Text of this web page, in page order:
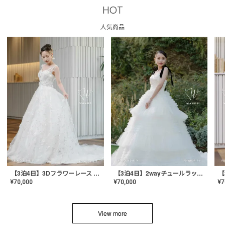
HOT
人気商品
【3泊4日】3Dフラワーレース ドレス〈PD-WDOR-331〉
¥70,000
【3泊4日】2wayチュールラッフルドレス〈PD-WDOR-341RTL〉
¥70,000 ¥
View more